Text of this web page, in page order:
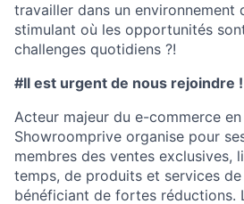
travailler dans un environnement
stimulant où les opportunités
challenges quotidiens ?!
#Il est urgent de nous rejoindre !
Acteur majeur du e-commerce en
Showroomprive organise pour
membres des ventes exclusives,
temps, de produits et services
bénéficiant de fortes réductions.